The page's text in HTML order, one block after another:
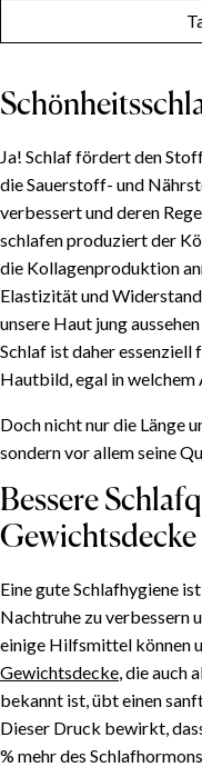
Ja! Schlaf fördert den
die Sauerstoff- und
verbessert und deren
schlafen produziert der
die Kollagenproduktion
Elastizität und
unsere Haut jung
Schlaf ist daher essenziell
Hautbild, egal in welchem
Doch nicht nur die Länge
sondern vor allem seine
Bessere
Gewichtsdecke
Eine gute Schlafhygiene
Nachtruhe zu verbessern
einige Hilfsmittel können
Gewichtsdecke, die auch
bekannt ist, übt einen
Dieser Druck bewirkt,
% mehr des Schlafhormons